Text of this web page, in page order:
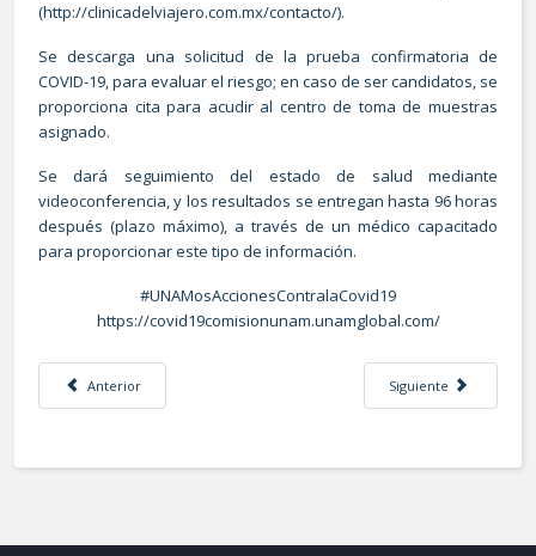
(http://clinicadelviajero.com.mx/contacto/).
Se descarga una solicitud de la prueba confirmatoria de
COVID-19, para evaluar el riesgo; en caso de ser candidatos, se
proporciona cita para acudir al centro de toma de muestras
asignado.
Se dará seguimiento del estado de salud mediante
videoconferencia, y los resultados se entregan hasta 96 horas
después (plazo máximo), a través de un médico capacitado
para proporcionar este tipo de información.
#UNAMosAccionesContralaCovid19
https://covid19comisionunam.unamglobal.com/
Artículo anterior: NECESARIO AUMENTAR EL CONSUMO DE FRUTAS,
Anterior Artículo siguiente:
Siguiente